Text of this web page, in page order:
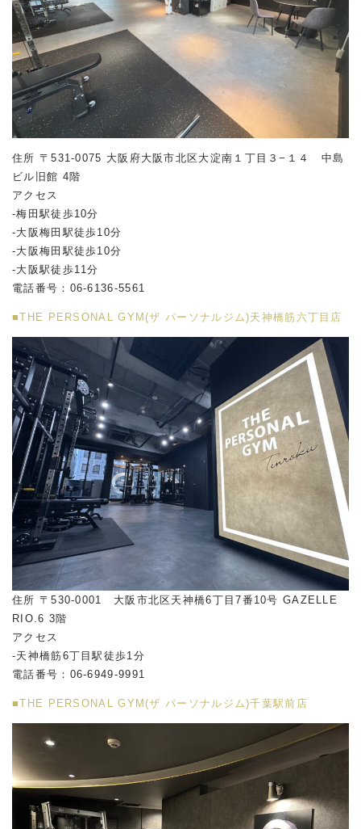
住所 〒531-0075 大阪府大阪市北区大淀南１丁目３−１４ 中島
ビル旧館 4階
アクセス
-梅田駅徒歩10分
-大阪梅田駅徒歩10分
-大阪梅田駅徒歩10分
-大阪駅徒歩11分
電話番号：06-6136-5561
■THE PERSONAL GYM(ザ パーソナルジム)天神橋筋六丁目店
住所 〒530-0001 大阪市北区天神橋6丁目7番10号 GAZELLE
RIO.6 3階
アクセス
-天神橋筋6丁目駅徒歩1分
電話番号：06-6949-9991
■THE PERSONAL GYM(ザ パーソナルジム)千葉駅前店